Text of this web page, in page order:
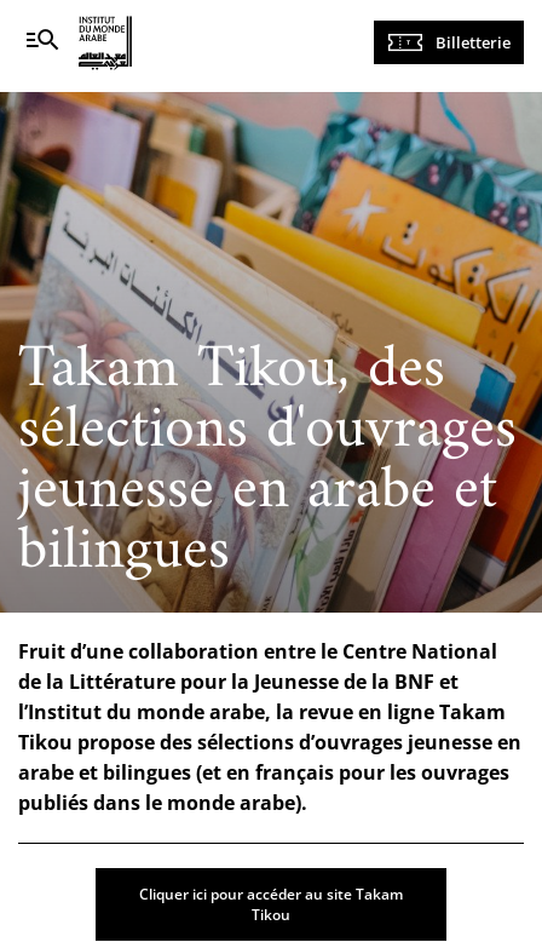
Navigation
principale
Billetterie
Takam Tikou, des
sélections d'ouvrages
jeunesse en arabe et
bilingues
Fruit d’une collaboration entre le Centre National
de la Littérature pour la Jeunesse de la BNF et
l’Institut du monde arabe, la revue en ligne Takam
Tikou propose des sélections d’ouvrages jeunesse en
arabe et bilingues (et en français pour les ouvrages
publiés dans le monde arabe).
Cliquer ici pour accéder au site Takam
Tikou